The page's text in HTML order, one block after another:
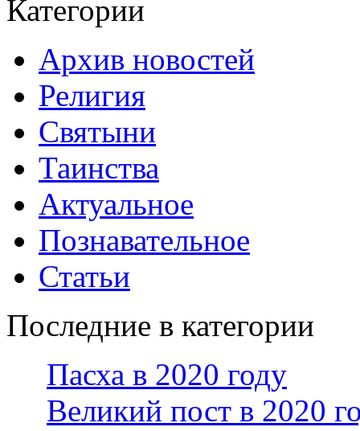
Категории
Архив новостей
Религия
Святыни
Таинства
Актуальное
Познавательное
Статьи
Последние в категории
Пасха в 2020 году
Великий пост в 2020